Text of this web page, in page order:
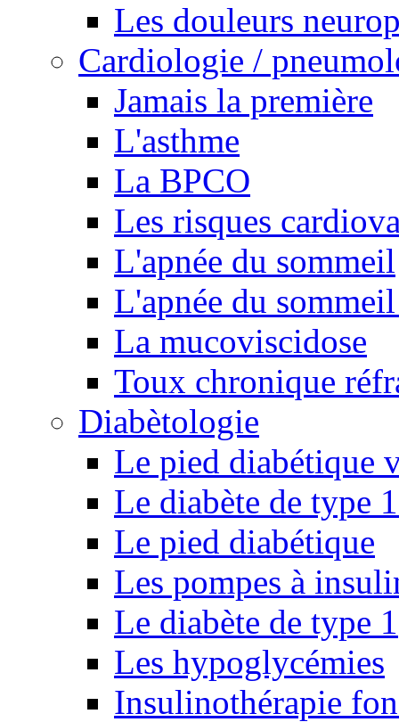
Les douleurs
Cardiologie /
Jamais la première
L'asthme
La BPCO
Les risques
L'apnée du sommeil
L'apnée du
La mucoviscidose
Toux chronique
Diabètologie
Le pied diabétique
Le diabète de type
Le pied diabétique
Les pompes à
Le diabète de type 1
Les hypoglycémies
Insulinothérapie